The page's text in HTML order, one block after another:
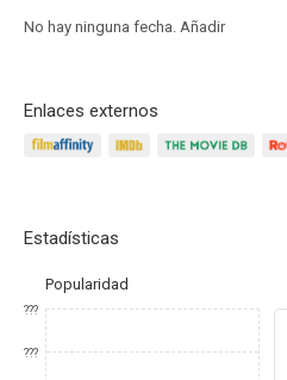
No hay ninguna fecha. Añadir
Enlaces externos
Estadísticas
Popularidad
???
???